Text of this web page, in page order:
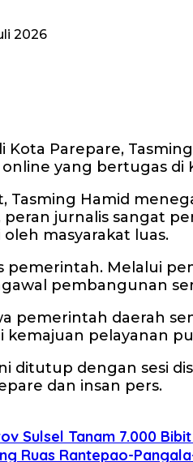
2026
Kota Parepare,
yang bertugas
Tasming Hamid
jurnalis sangat
masyarakat luas.
pemerintah. Melalui
pembangunan
pemerintah daerah
pelayanan
ditutup dengan sesi
dan insan pers.
Sulsel Tanam 7.000
Ruas Rantepao-